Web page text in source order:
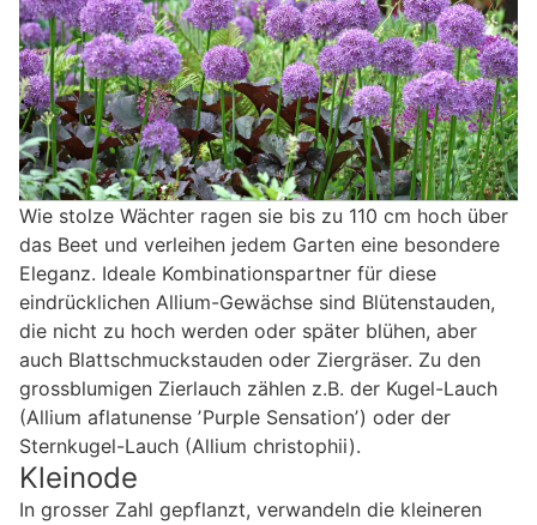
Wie stolze Wächter ragen sie bis zu 110 cm hoch über
das Beet und verleihen jedem Garten eine besondere
Eleganz. Ideale Kombinationspartner für diese
eindrücklichen Allium-Gewächse sind Blütenstauden,
die nicht zu hoch werden oder später blühen, aber
auch Blattschmuckstauden oder Ziergräser. Zu den
grossblumigen Zierlauch zählen z.B. der Kugel-Lauch
(Allium aflatunense ʼPurple Sensationʼ) oder der
Sternkugel-Lauch (Allium christophii).
Kleinode
In grosser Zahl gepflanzt, verwandeln die kleineren